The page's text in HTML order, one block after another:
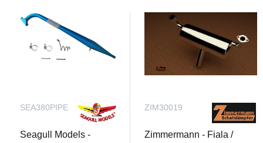
SEA380PIPE
Seagull Models -
ZIM30019
Zimmermann - Fiala /